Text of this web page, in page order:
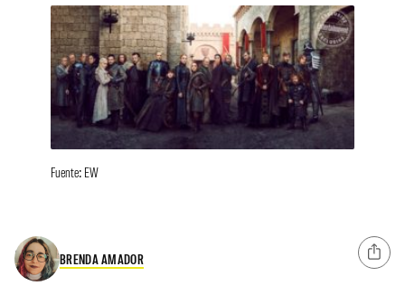
Fuente: EW
BRENDA AMADOR